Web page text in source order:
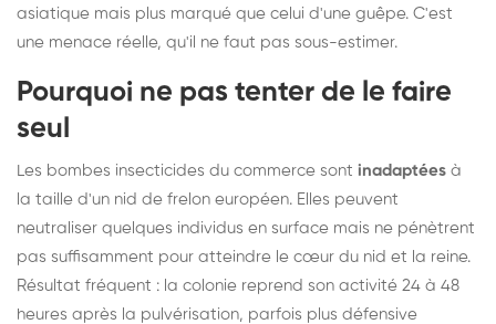
asiatique mais plus marqué que celui d'une guêpe. C'est
une menace réelle, qu'il ne faut pas sous-estimer.
Pourquoi ne pas tenter de le faire
seul
Les bombes insecticides du commerce sont inadaptées à
la taille d'un nid de frelon européen. Elles peuvent
neutraliser quelques individus en surface mais ne pénètrent
pas suffisamment pour atteindre le cœur du nid et la reine.
Résultat fréquent : la colonie reprend son activité 24 à 48
heures après la pulvérisation, parfois plus défensive